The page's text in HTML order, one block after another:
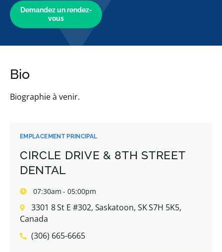
Demandez un rendez-
vous
EMPLACEMENT PRINCIPAL
CIRCLE DRIVE & 8TH STREET
DENTAL
07:30am - 05:00pm
3301 8 St E #302, Saskatoon, SK S7H 5K5,
Canada
(306) 665-6665
Bio
Biographie à venir.